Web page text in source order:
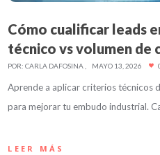
Cómo cualificar leads
técnico vs volumen de
POR:CARLA DAFOSINA MAYO 13, 2026
Aprende a aplicar criterios técnicos
para mejorar tu embudo industrial.
LEER MÁS